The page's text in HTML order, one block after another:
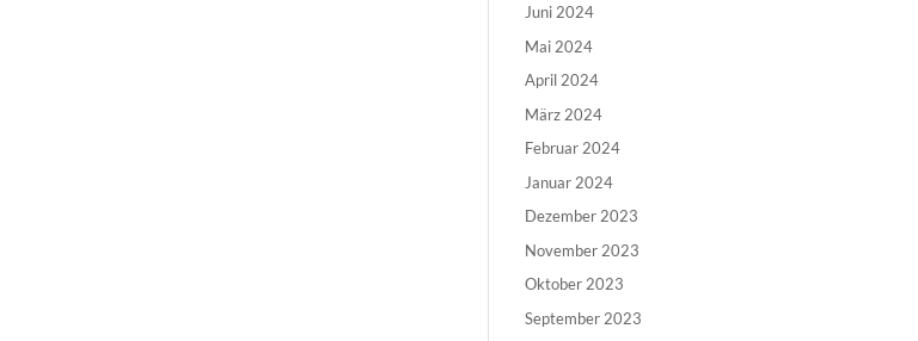
Juni 2024
Mai 2024
April 2024
März 2024
Februar 2024
Januar 2024
Dezember 2023
November 2023
Oktober 2023
September 2023